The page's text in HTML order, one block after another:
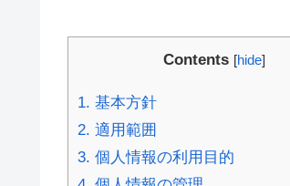
Contents [hide]
1. 基本方針
2. 適用範囲
3. 個人情報の利用目的